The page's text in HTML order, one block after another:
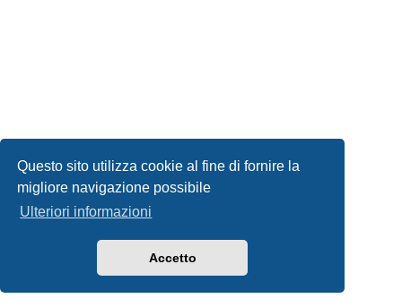
Questo sito utilizza cookie al fine di fornire la
migliore navigazione possibile
Ulteriori informazioni
Accetto